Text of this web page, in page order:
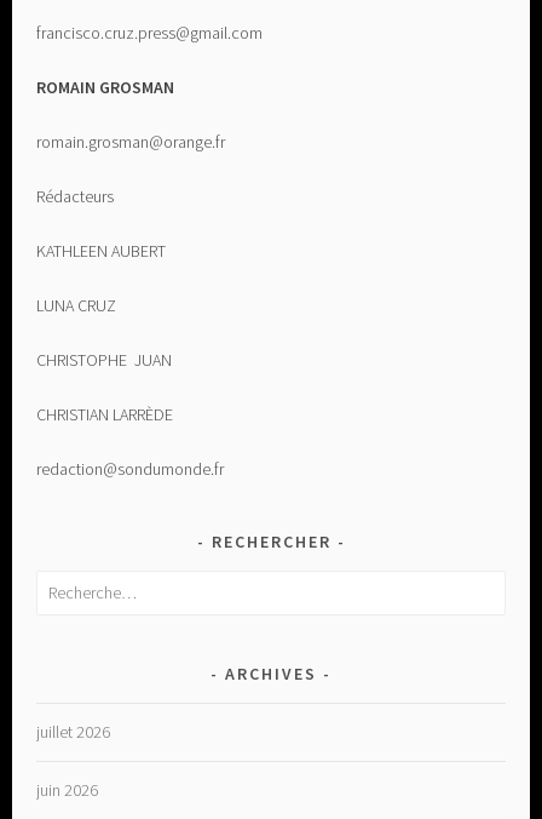
francisco.cruz.press@gmail.com
ROMAIN GROSMAN
romain.grosman@orange.fr
Rédacteurs
KATHLEEN AUBERT
LUNA CRUZ
CHRISTOPHE JUAN
CHRISTIAN LARRÈDE
redaction@sondumonde.fr
RECHERCHER
Rechercher :
ARCHIVES
juillet 2026
juin 2026